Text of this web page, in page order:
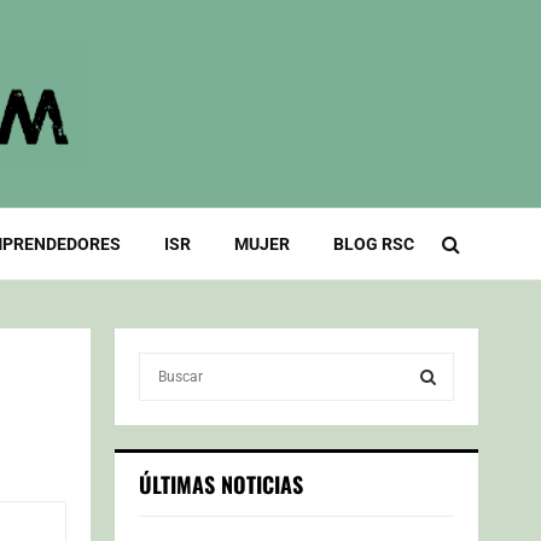
ISR MUJER BLOG RSC
c
h
S
ÚLTIMAS NOTICIAS